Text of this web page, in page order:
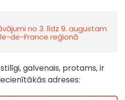
no 3. līdz 9. augustam
de-France reģionā
galvenais, protams, ir
adreses: